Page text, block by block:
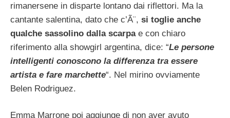
rimanersene in disparte lontano dai riflettori. Ma la
cantante salentina, dato che c’Ã¨, si toglie anche
qualche sassolino dalla scarpae con chiaro
riferimento alla showgirl argentina, dice: “Le persone
intelligenti conoscono la differenza tra essere
artista e fare marchette“. Nel mirino ovviamente
Belen Rodriguez.
Emma Marrone poi aggiunge di non aver avuto